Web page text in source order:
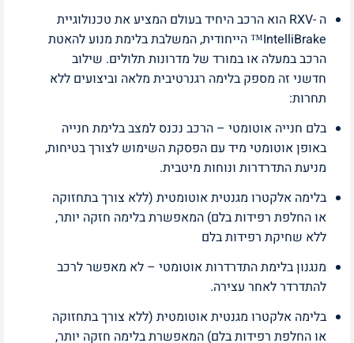
ה -RXV הוא הרכב היחיד בעולם המציע את טכנולוגיית
IntelliBrake™ הייחודית, המשלבת בלימת מנוע להאטת
הרכב במעלה או במורד של מדרונות תלולים. שילוב
חדשני זה מספק בלימה רגנרטיבית מלאה וביצועים ללא
תחרות:
בלם חנייה אוטומטי – הרכב נכנס למצב בלימת חנייה
באופן אוטומטי מיד עם הפסקת השימוש לצורך בטיחות,
מניעת התדרדרות ונוחות מיטבית.
בלימה אלקטרו מגנטית אוטומטית (ללא צורך בתחזוקה
או החלפת רפידות בלם) המאפשרת בלימה חזקה יותר,
ללא שחיקת רפידות בלם
מנגנון בלימת התדרדרות אוטומטי – לא מאפשר לרכב
להתדרדר לאחר עצירה.
בלימה אלקטרו מגנטית אוטומטית (ללא צורך בתחזוקה
או החלפת רפידות בלם) המאפשרת בלימה חזקה יותר,